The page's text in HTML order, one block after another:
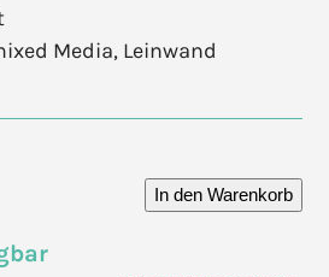
Media, Leinwand
In den Warenkorb